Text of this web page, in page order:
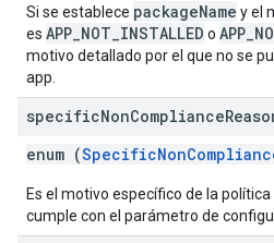
Si se establece packageName y el
es APP_NOT_INSTALLED o
motivo detallado por el que no se
app.
specificNonCompliance
enum (
Es el motivo específico de la
cumple con el parámetro de